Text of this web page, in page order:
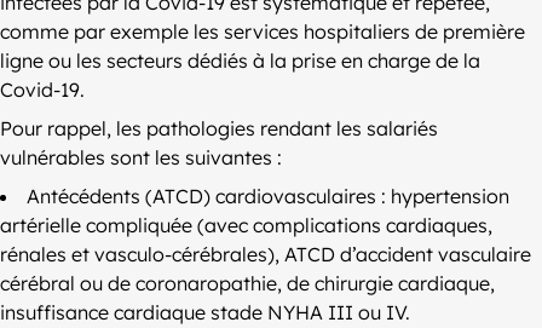
comme par exemple les services hospitaliers de première
ligne ou les secteurs dédiés à la prise en charge de la
Covid-19.
Pour rappel, les pathologies rendant les salariés
vulnérables sont les suivantes :
Antécédents (ATCD) cardiovasculaires : hypertension
artérielle compliquée (avec complications cardiaques,
rénales et vasculo-cérébrales), ATCD d’accident vasculaire
cérébral ou de coronaropathie, de chirurgie cardiaque,
insuffisance cardiaque stade NYHA III ou IV.